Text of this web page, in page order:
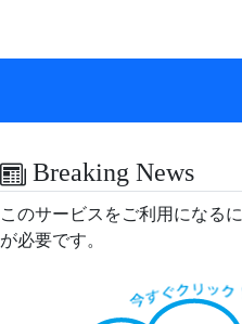
Breaking News
このサービスをご利用になる
が必要です。